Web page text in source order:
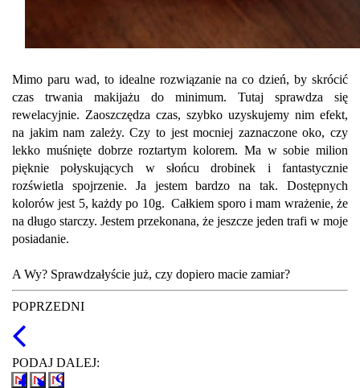
Mimo paru wad, to idealne rozwiązanie na co dzień, by skrócić
czas trwania makijażu do minimum. Tutaj sprawdza się
rewelacyjnie. Zaoszczędza czas, szybko uzyskujemy nim efekt,
na jakim nam zależy. Czy to jest mocniej zaznaczone oko, czy
lekko muśnięte dobrze roztartym kolorem. Ma w sobie milion
pięknie połyskujących w słońcu drobinek i fantastycznie
rozświetla spojrzenie. Ja jestem bardzo na tak. Dostępnych
kolorów jest 5, każdy po 10g. Całkiem sporo i mam wrażenie, że
na długo starczy. Jestem przekonana, że jeszcze jeden trafi w moje
posiadanie.
A Wy? Sprawdzałyście już, czy dopiero macie zamiar?
POPRZEDNI
PODAJ DALEJ: